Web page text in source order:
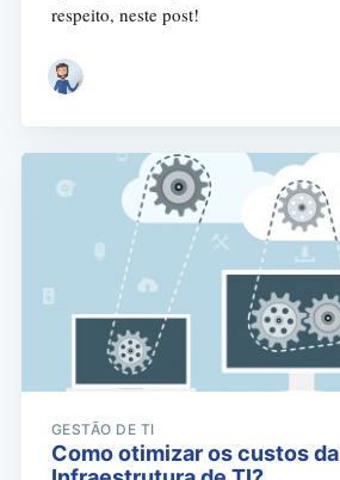
respeito, neste post!
GESTÃO DE TI
Como otimizar os custos da